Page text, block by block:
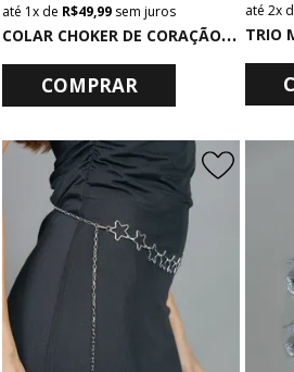
C
OLAR CHOKER DE CORAÇÃO PRATA
1x de R$ 49,99 sem juros
COMPRAR
TRIO
2x